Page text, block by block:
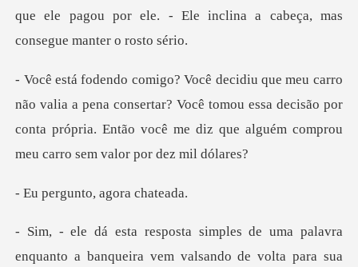
q
pena consertar? Você tomou essa decisão por
conta própria. Então vo
nto, agora
ra sua